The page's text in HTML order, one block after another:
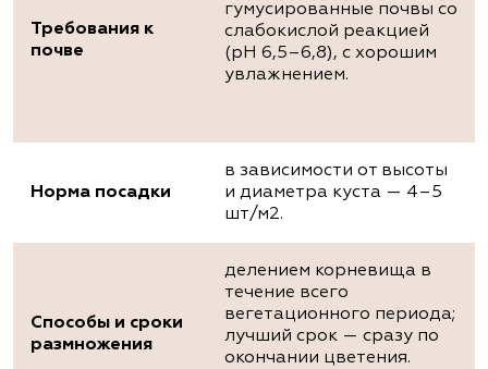
Требования к
почве
гумусированные почвы со
слабокислой реакцией
(pH 6,5–6,8), с хорошим
увлажнением.
Норма посадки
в зависимости от высоты
и диаметра куста — 4–5
шт/м2.
Способы и сроки
размножения
делением корневища в
течение всего
вегетационного периода;
лучший срок — сразу по
окончании цветения.